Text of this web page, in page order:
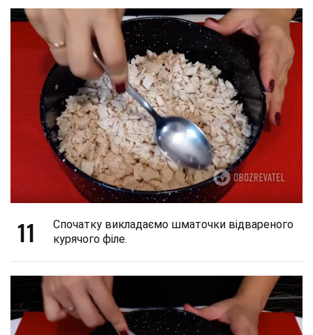
11
Спочатку викладаємо шматочки відвареного
курячого філе.